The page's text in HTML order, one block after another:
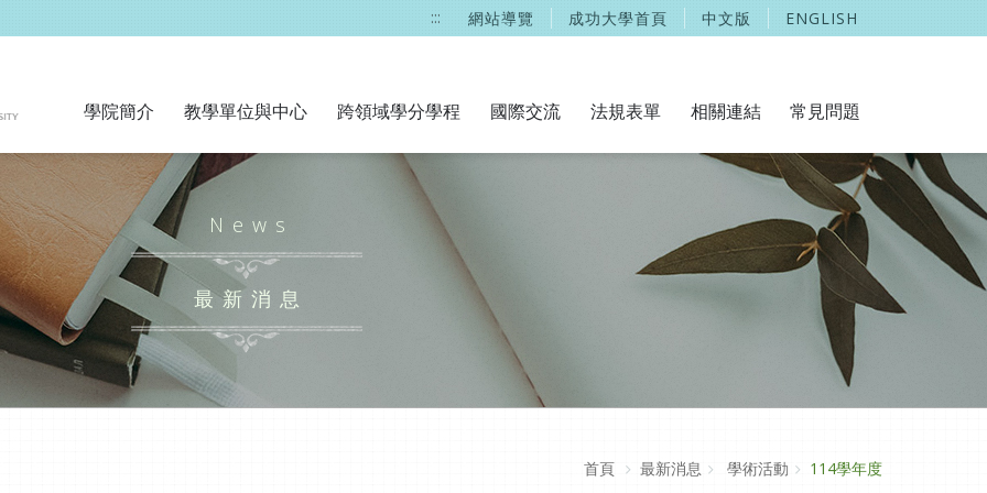
::: 網站導覽 成功大學首頁 中文版 ENGLISH
學院簡介 教學單位與中心 跨領域學分學程 國際交流 法規表單 相關連結 常見問題
News
最新消息
首頁 最新消息 學術活動 114學年度